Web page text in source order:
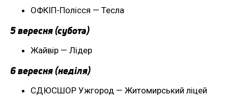
ОФКІП-Полісся — Тесла
5 вересня (субота)
Жайвір — Лідер
6 вересня (неділя)
СДЮСШОР Ужгород — Житомирський ліцей